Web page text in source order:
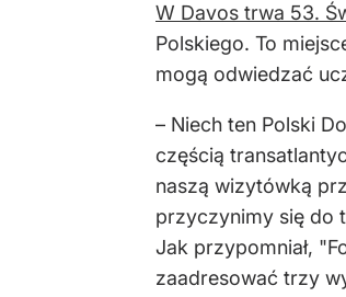
W Davos trwa 53.
Polskiego. To
mogą odwiedzać
– Niech ten Polski
częścią
naszą wizytówką
przyczynimy się do
Jak przypomniał,
zaadresować trzy